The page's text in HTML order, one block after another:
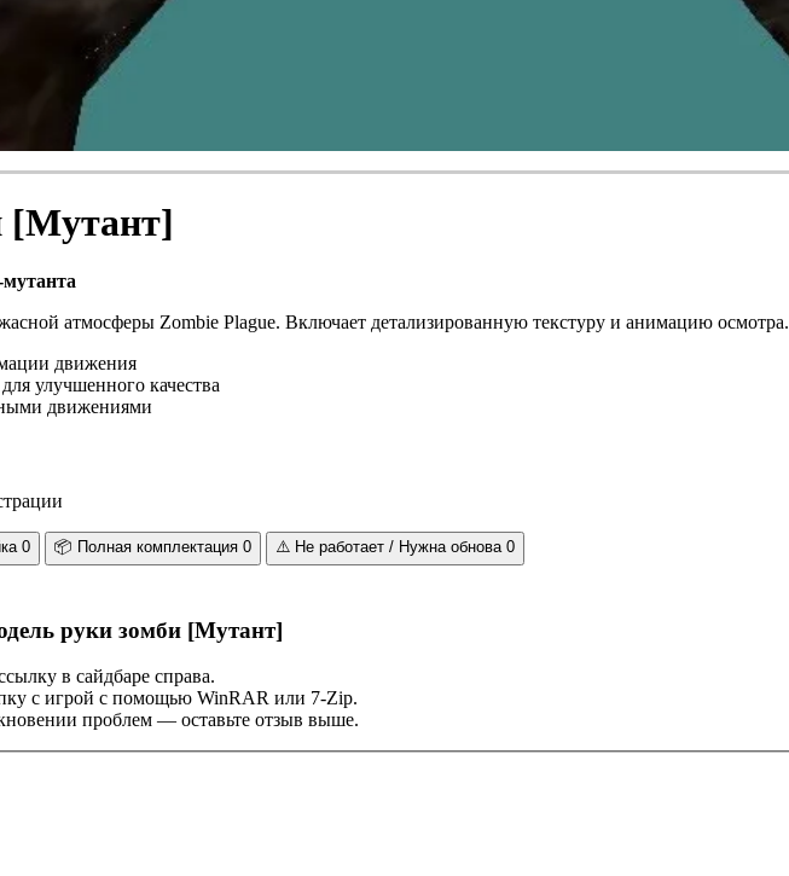
[Мутант]
атмосферы Zombie Plague. Включает детализированную текстуру и анимацию осмотра.
движения
улучшенного качества
движениями
0 📦 Полная комплектация 0 ⚠️ Не работает / Нужна обнова 0
руки зомби [Мутант]
в сайдбаре справа.
с игрой с помощью WinRAR или 7-Zip.
проблем — оставьте отзыв выше.